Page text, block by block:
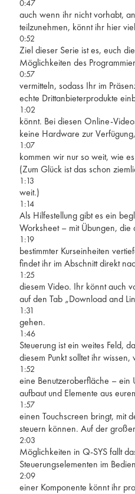
0:47
auch wenn ihr nicht vorhabt,
teilzunehmen, könnt ihr hier
0:52
Ziel dieser Serie ist es, euch
Möglichkeiten des
0:57
vermitteln, sodass Ihr im
echte Drittanbieterprodukte
1:02
könnt. Bei diesen Online-
keine Hardware zur
1:07
kommen wir nur so weit, wie
(Zum Glück ist das schon
1:13
weit.)
1:14
Als Hilfestellung gibt es ein
Worksheet – mit Übungen, die
1:19
bestimmter Kurseinheiten
findet ihr im Abschnitt direkt
1:25
diesem Video. Ihr könnt auch
auf den Tab „Download and
1:31
gehen.
1:46
Steuerung ist ein weites Feld,
diesem Punkt solltet ihr wissen,
1:52
eine Benutzeroberfläche – ein
aufbaut und Elemente aus
1:57
einen Touchscreen bringt, mit
steuern können. Auf der
2:03
Möglichkeiten in Q-SYS fallt
Steuerungselementen im
2:09
einer Komponente könnt ihr